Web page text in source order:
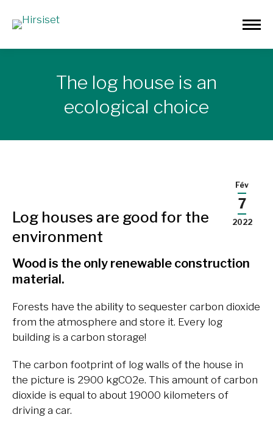
The log house is an
ecological choice
Fév
7
2022
Log houses are good for the
environment
Wood is the only renewable construction
material.
Forests have the ability to sequester carbon dioxide
from the atmosphere and store it. Every log
building is a carbon storage!
The carbon footprint of log walls of the house in
the picture is 2900 kgCO2e. This amount of carbon
dioxide is equal to about 19000 kilometers of
driving a car.